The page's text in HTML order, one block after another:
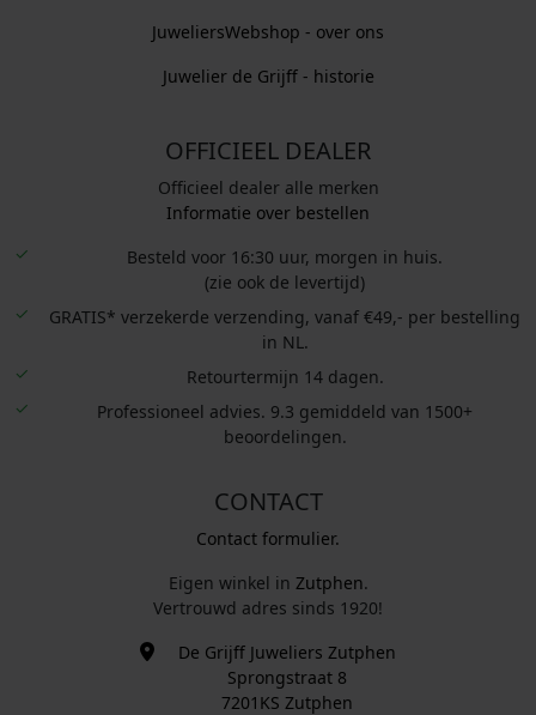
JuweliersWebshop - over ons
Juwelier de Grijff - historie
OFFICIEEL DEALER
Officieel dealer alle merken
Informatie over bestellen
Besteld voor 16:30 uur, morgen in huis.
(zie ook de levertijd)
GRATIS* verzekerde verzending, vanaf €49,- per bestelling
in NL.
Retourtermijn 14 dagen.
Professioneel advies. 9.3 gemiddeld van 1500+
beoordelingen.
CONTACT
Contact formulier.
Eigen winkel in Zutphen.
Vertrouwd adres sinds 1920!
De Grijff Juweliers Zutphen
Sprongstraat 8
7201KS Zutphen